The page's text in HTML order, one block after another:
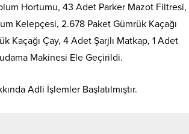
Hortumu, 43 Adet Parker Mazot Filtresi,
Kelepçesi, 2.678 Paket Gümrük Kaçağı
Kaçağı Çay, 4 Adet Şarjlı Matkap, 1 Adet
Makinesi Ele Geçirildi.
Adli İşlemler Başlatılmıştır.